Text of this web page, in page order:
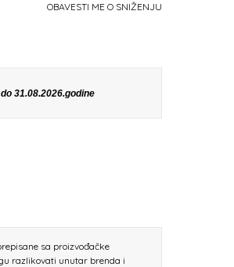
OBAVESTI ME O SNIŽENJU
31.08.2026.godine
sa proizvođačke
razlikovati unutar brenda i